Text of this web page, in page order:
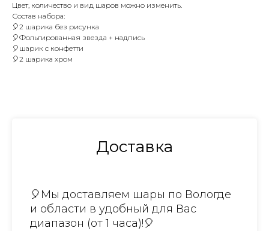
Цвет, количество и вид шаров можно изменить.
Состав набора:
🎈2 шарика без рисунка
🎈Фольгированная звезда + надпись
🎈шарик с конфетти
🎈2 шарика хром
Доставка
🎈Мы доставляем шары по Вологде
и области в удобный для Вас
диапазон (от 1 часа)!🎈